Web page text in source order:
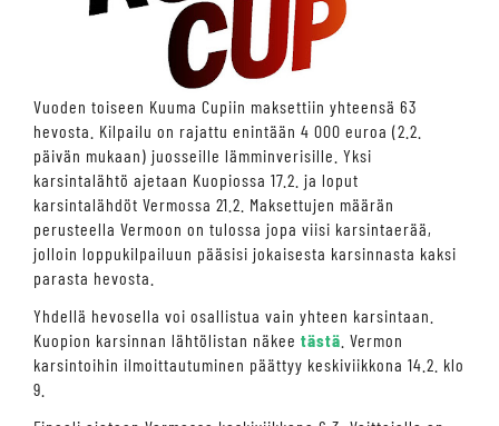
Vuoden toiseen Kuuma Cupiin maksettiin yhteensä 63
hevosta. Kilpailu on rajattu enintään 4 000 euroa (2.2.
päivän mukaan) juosseille lämminverisille. Yksi
karsintalähtö ajetaan Kuopiossa 17.2. ja loput
karsintalähdöt Vermossa 21.2. Maksettujen määrän
perusteella Vermoon on tulossa jopa viisi karsintaerää,
jolloin loppukilpailuun pääsisi jokaisesta karsinnasta kaksi
parasta hevosta.
Yhdellä hevosella voi osallistua vain yhteen karsintaan.
Kuopion karsinnan lähtölistan näkee tästä . Vermon
karsintoihin ilmoittautuminen päättyy keskiviikkona 14.2. klo
9.